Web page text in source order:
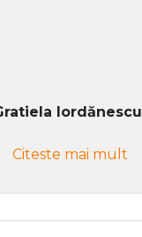
Iordănescu
Citeste mai mult